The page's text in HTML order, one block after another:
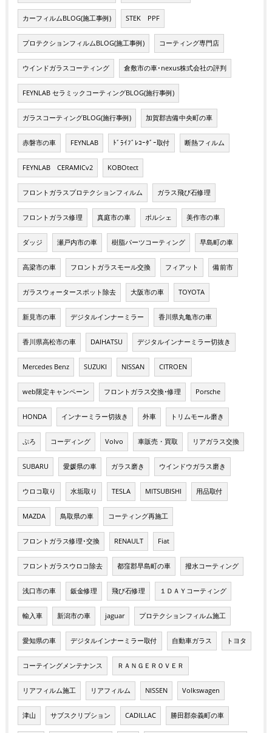
カーフィルムBLOG(施工事例) STEK PPF
プロテクションフィルムBLOG(施工事例) コーティング専門店
ウインドガラスコーティング 倉敷市の車･nexus株式会社の評判
FEYNLAB セラミックコーティングBLOG(施行事例)
ガラスコーティングBLOG(施行事例) 加賀郡吉備中央町の車
赤磐市の車 FEYNLAB ﾄﾞﾗｲﾌﾞﾚｺｰﾀﾞｰ取付 断熱フィルム
FEYNLAB CERAMICv2 KOBOtect
フロントガラスプロテクションフィルム ガラス飛び石修理
フロントガラス修理 真庭市の車 ポルシェ 美作市の車
ダッジ 瀬戸内市の車 樹脂パーツコーティング 早島町の車
高梁市の車 フロントガラスモール交換 フィアット 備前市
ガラスウォータースポット除去 大阪市の車 TOYOTA
新見市の車 デジタルインナーミラー 香川県丸亀市の車
香川県高松市の車 DAIHATSU デジタルインナーミラー切抜き
Mercedes Benz SUZUKI NISSAN CITROEN
web限定キャンペーン フロントガラス交換･修理 Porsche
HONDA インナーミラー切抜き 外車 トリムモール磨き
ぷろ コーディング Volvo 車販売・買取 リアガラス交換
SUBARU 愛媛県の車 ガラス磨き ウインドウガラス磨き
ウロコ取り 水垢取り TESLA MITSUBISHI 用品取付
MAZDA 鳥取県の車 コーティング再施工
フロントガラス修理･交換 RENAULT Fiat
フロントガラスウロコ除去 都窪郡早島町の車 撥水コーティング
浅口市の車 鈑金修理 飛び石修理 １ＤＡＹコーティング
輸入車 新潟市の車 jaguar プロテクションフィルム施工
愛知県の車 デジタルインナーミラー取付 自動車ガラス トヨタ
コーテイングメンテナンス ＲＡＮＧＥＲＯＶＥＲ
リアフィルム施工 リアフィルム NISSEN Volkswagen
津山 サブスクリプション CADILLAC 勝田郡奈義町の車